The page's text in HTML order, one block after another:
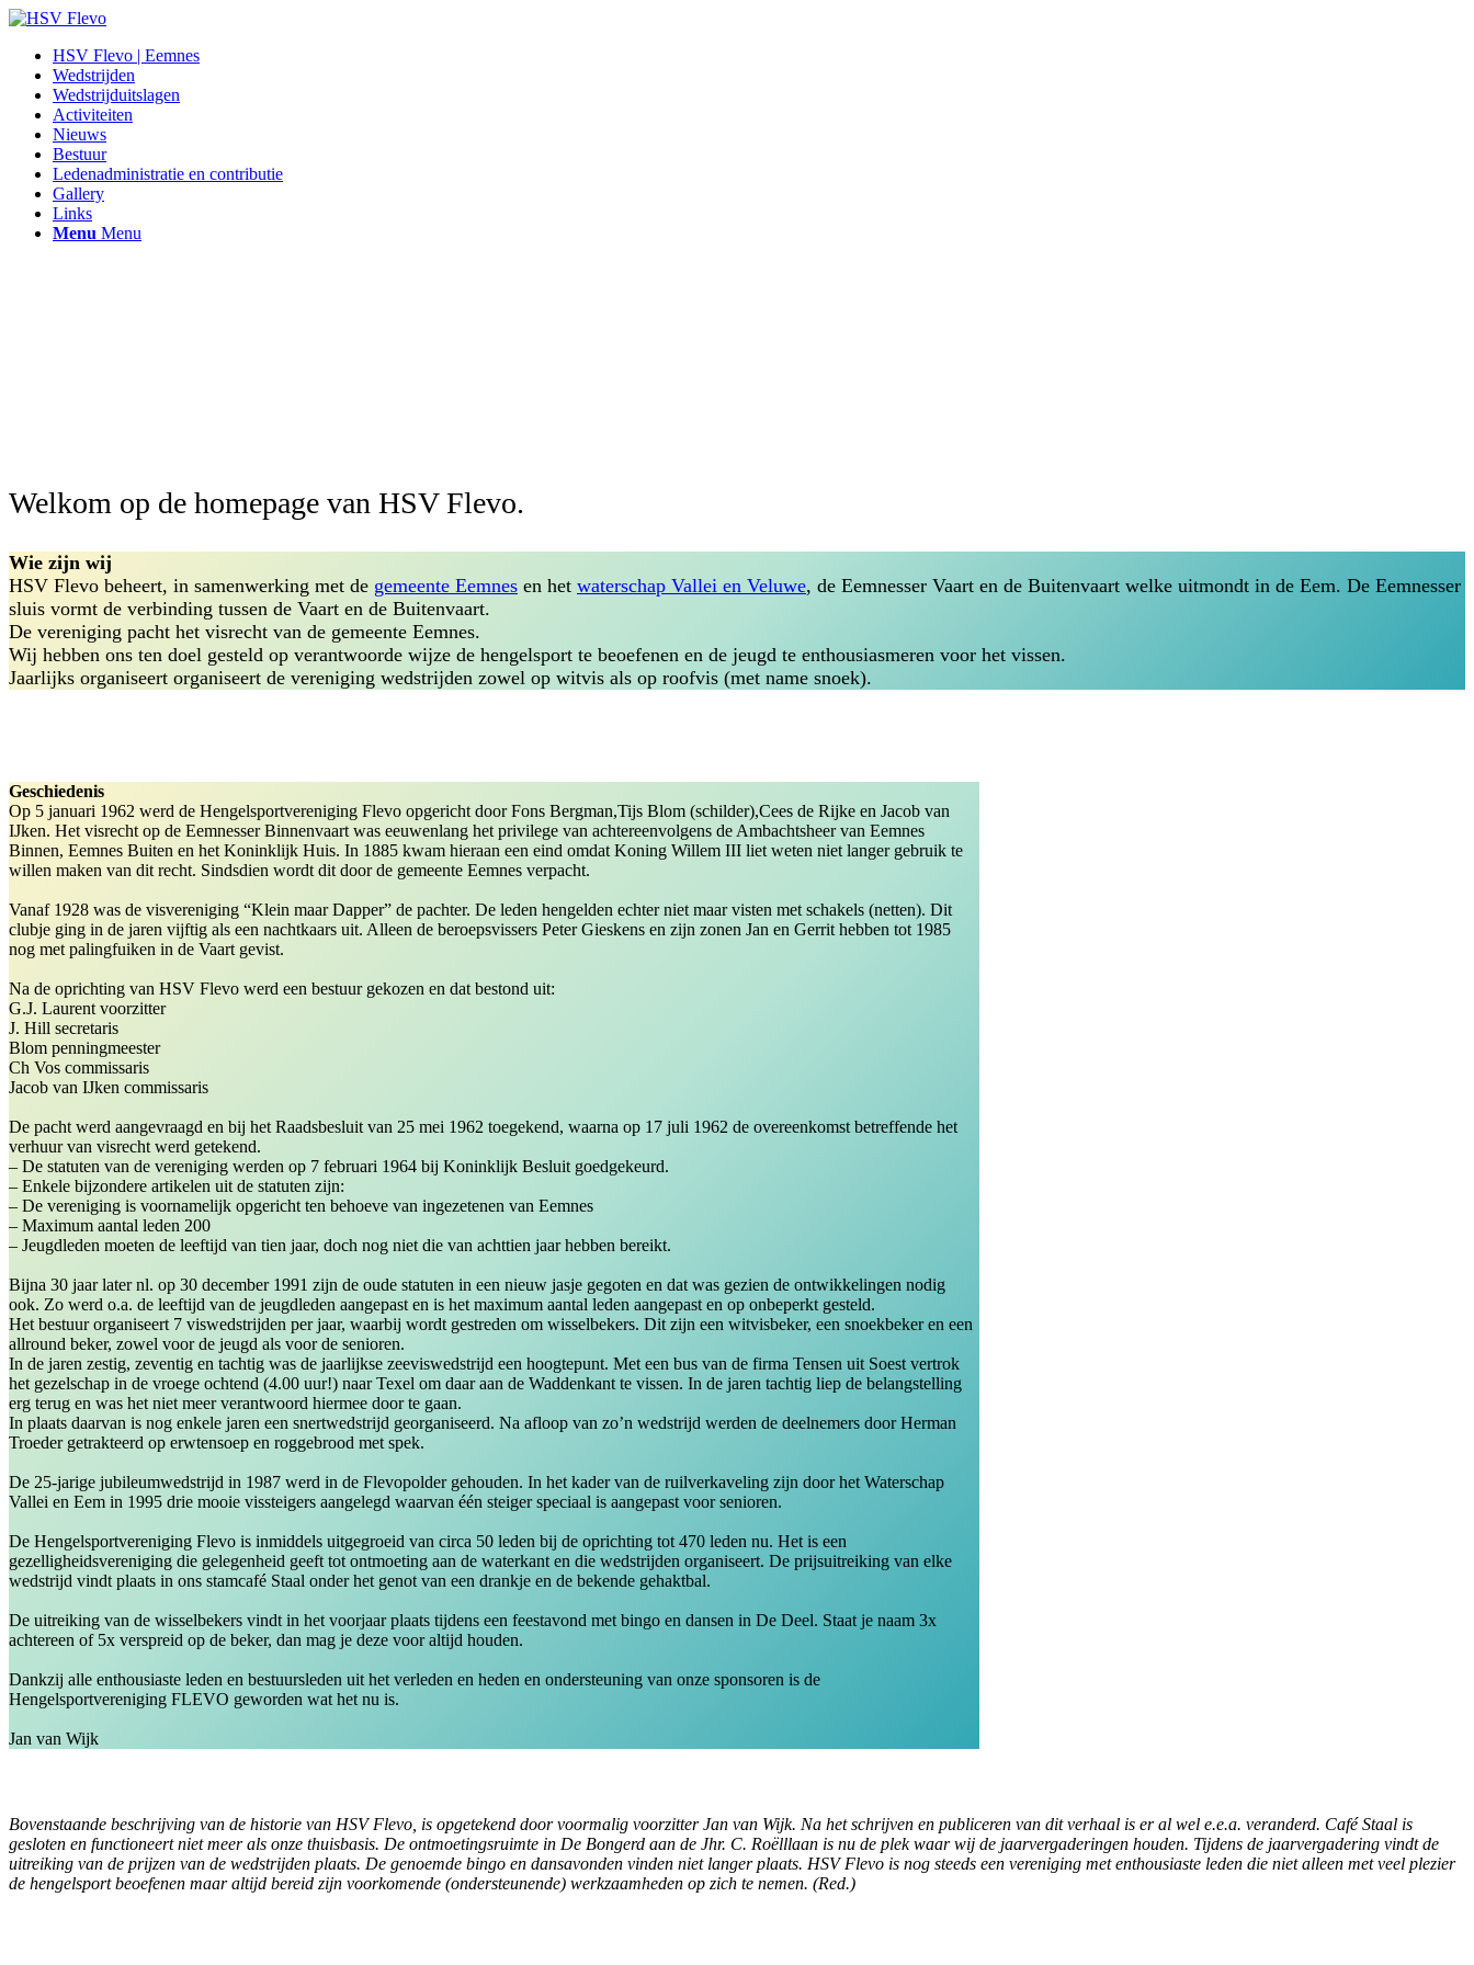
HSV Flevo | Eemnes
Wedstrijden
Wedstrijduitslagen
Activiteiten
Nieuws
Bestuur
Ledenadministratie en contributie
Gallery
Links
Menu Menu
Welkom op de homepage van HSV Flevo.
Wie zijn wij
HSV Flevo beheert, in samenwerking met de gemeente Eemnes en het waterschap Vallei en Veluwe, de Eemnesser Vaart en de Buitenvaart welke uitmondt in de Eem. De Eemnesser
sluis vormt de verbinding tussen de Vaart en de Buitenvaart.
De vereniging pacht het visrecht van de gemeente Eemnes.
Wij hebben ons ten doel gesteld op verantwoorde wijze de hengelsport te beoefenen en de jeugd te enthousiasmeren voor het vissen.
Jaarlijks organiseert organiseert de vereniging wedstrijden zowel op witvis als op roofvis (met name snoek).
Geschiedenis
Op 5 januari 1962 werd de Hengelsportvereniging Flevo opgericht door Fons Bergman,Tijs Blom (schilder),Cees de Rijke en Jacob van
IJken. Het visrecht op de Eemnesser Binnenvaart was eeuwenlang het privilege van achtereenvolgens de Ambachtsheer van Eemnes
Binnen, Eemnes Buiten en het Koninklijk Huis. In 1885 kwam hieraan een eind omdat Koning Willem III liet weten niet langer gebruik te
willen maken van dit recht. Sindsdien wordt dit door de gemeente Eemnes verpacht.
Vanaf 1928 was de visvereniging “Klein maar Dapper” de pachter. De leden hengelden echter niet maar visten met schakels (netten). Dit
clubje ging in de jaren vijftig als een nachtkaars uit. Alleen de beroepsvissers Peter Gieskens en zijn zonen Jan en Gerrit hebben tot 1985
nog met palingfuiken in de Vaart gevist.
Na de oprichting van HSV Flevo werd een bestuur gekozen en dat bestond uit:
G.J. Laurent voorzitter
J. Hill secretaris
Blom penningmeester
Ch Vos commissaris
Jacob van IJken commissaris
De pacht werd aangevraagd en bij het Raadsbesluit van 25 mei 1962 toegekend, waarna op 17 juli 1962 de overeenkomst betreffende het
verhuur van visrecht werd getekend.
– De statuten van de vereniging werden op 7 februari 1964 bij Koninklijk Besluit goedgekeurd.
– Enkele bijzondere artikelen uit de statuten zijn:
– De vereniging is voornamelijk opgericht ten behoeve van ingezetenen van Eemnes
– Maximum aantal leden 200
– Jeugdleden moeten de leeftijd van tien jaar, doch nog niet die van achttien jaar hebben bereikt.
Bijna 30 jaar later nl. op 30 december 1991 zijn de oude statuten in een nieuw jasje gegoten en dat was gezien de ontwikkelingen nodig
ook. Zo werd o.a. de leeftijd van de jeugdleden aangepast en is het maximum aantal leden aangepast en op onbeperkt gesteld.
Het bestuur organiseert 7 viswedstrijden per jaar, waarbij wordt gestreden om wisselbekers. Dit zijn een witvisbeker, een snoekbeker en een
allround beker, zowel voor de jeugd als voor de senioren.
In de jaren zestig, zeventig en tachtig was de jaarlijkse zeeviswedstrijd een hoogtepunt. Met een bus van de firma Tensen uit Soest vertrok
het gezelschap in de vroege ochtend (4.00 uur!) naar Texel om daar aan de Waddenkant te vissen. In de jaren tachtig liep de belangstelling
erg terug en was het niet meer verantwoord hiermee door te gaan.
In plaats daarvan is nog enkele jaren een snertwedstrijd georganiseerd. Na afloop van zo’n wedstrijd werden de deelnemers door Herman
Troeder getrakteerd op erwtensoep en roggebrood met spek.
De 25-jarige jubileumwedstrijd in 1987 werd in de Flevopolder gehouden. In het kader van de ruilverkaveling zijn door het Waterschap
Vallei en Eem in 1995 drie mooie vissteigers aangelegd waarvan één steiger speciaal is aangepast voor senioren.
De Hengelsportvereniging Flevo is inmiddels uitgegroeid van circa 50 leden bij de oprichting tot 470 leden nu. Het is een
gezelligheidsvereniging die gelegenheid geeft tot ontmoeting aan de waterkant en die wedstrijden organiseert. De prijsuitreiking van elke
wedstrijd vindt plaats in ons stamcafé Staal onder het genot van een drankje en de bekende gehaktbal.
De uitreiking van de wisselbekers vindt in het voorjaar plaats tijdens een feestavond met bingo en dansen in De Deel. Staat je naam 3x
achtereen of 5x verspreid op de beker, dan mag je deze voor altijd houden.
Dankzij alle enthousiaste leden en bestuursleden uit het verleden en heden en ondersteuning van onze sponsoren is de
Hengelsportvereniging FLEVO geworden wat het nu is.
Jan van Wijk
Bovenstaande beschrijving van de historie van HSV Flevo, is opgetekend door voormalig voorzitter Jan van Wijk. Na het schrijven en publiceren van dit verhaal is er al wel e.e.a. veranderd. Café Staal is
gesloten en functioneert niet meer als onze thuisbasis. De ontmoetingsruimte in De Bongerd aan de Jhr. C. Roëlllaan is nu de plek waar wij de jaarvergaderingen houden. Tijdens de jaarvergadering vindt de
uitreiking van de prijzen van de wedstrijden plaats. De genoemde bingo en dansavonden vinden niet langer plaats. HSV Flevo is nog steeds een vereniging met enthousiaste leden die niet alleen met veel plezier
de hengelsport beoefenen maar altijd bereid zijn voorkomende (ondersteunende) werkzaamheden op zich te nemen. (Red.)